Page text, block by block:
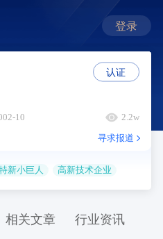
登录
10 2.2w
寻求报道
新小巨人 高新技术企业
认证
相关文章 行业资讯